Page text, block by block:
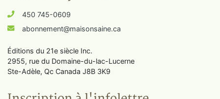
450 745-0609
abonnement@maisonsaine.ca
Éditions du 21e siècle Inc.
2955, rue du Domaine-du-lac-Lucerne
Ste-Adèle, Qc Canada J8B 3K9